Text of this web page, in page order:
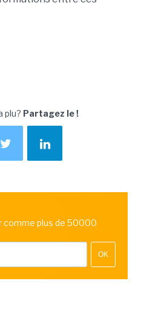
plu? Partagez le !
comme plus de 50000
OK